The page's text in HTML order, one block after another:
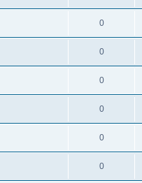
0
0
0
0
0
0